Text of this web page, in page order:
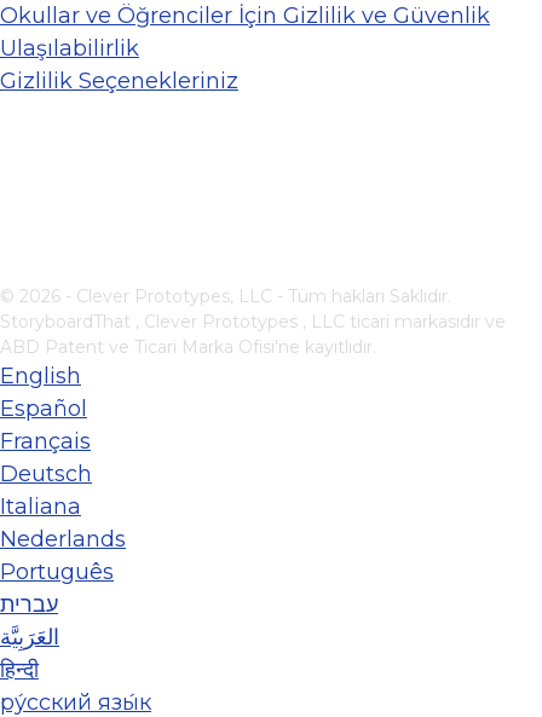
Okullar ve Öğrenciler İçin Gizlilik ve Güvenlik
Ulaşılabilirlik
Gizlilik Seçenekleriniz
© 2026 - Clever Prototypes, LLC - Tüm hakları Saklıdır.
StoryboardThat , Clever Prototypes , LLC ticari markasıdır ve
ABD Patent ve Ticari Marka Ofisi'ne kayıtlıdır.
English
Español
Français
Deutsch
Italiana
Nederlands
Português
עברית
العَرَبِيَّة
हिन्दी
ру́сский язы́к